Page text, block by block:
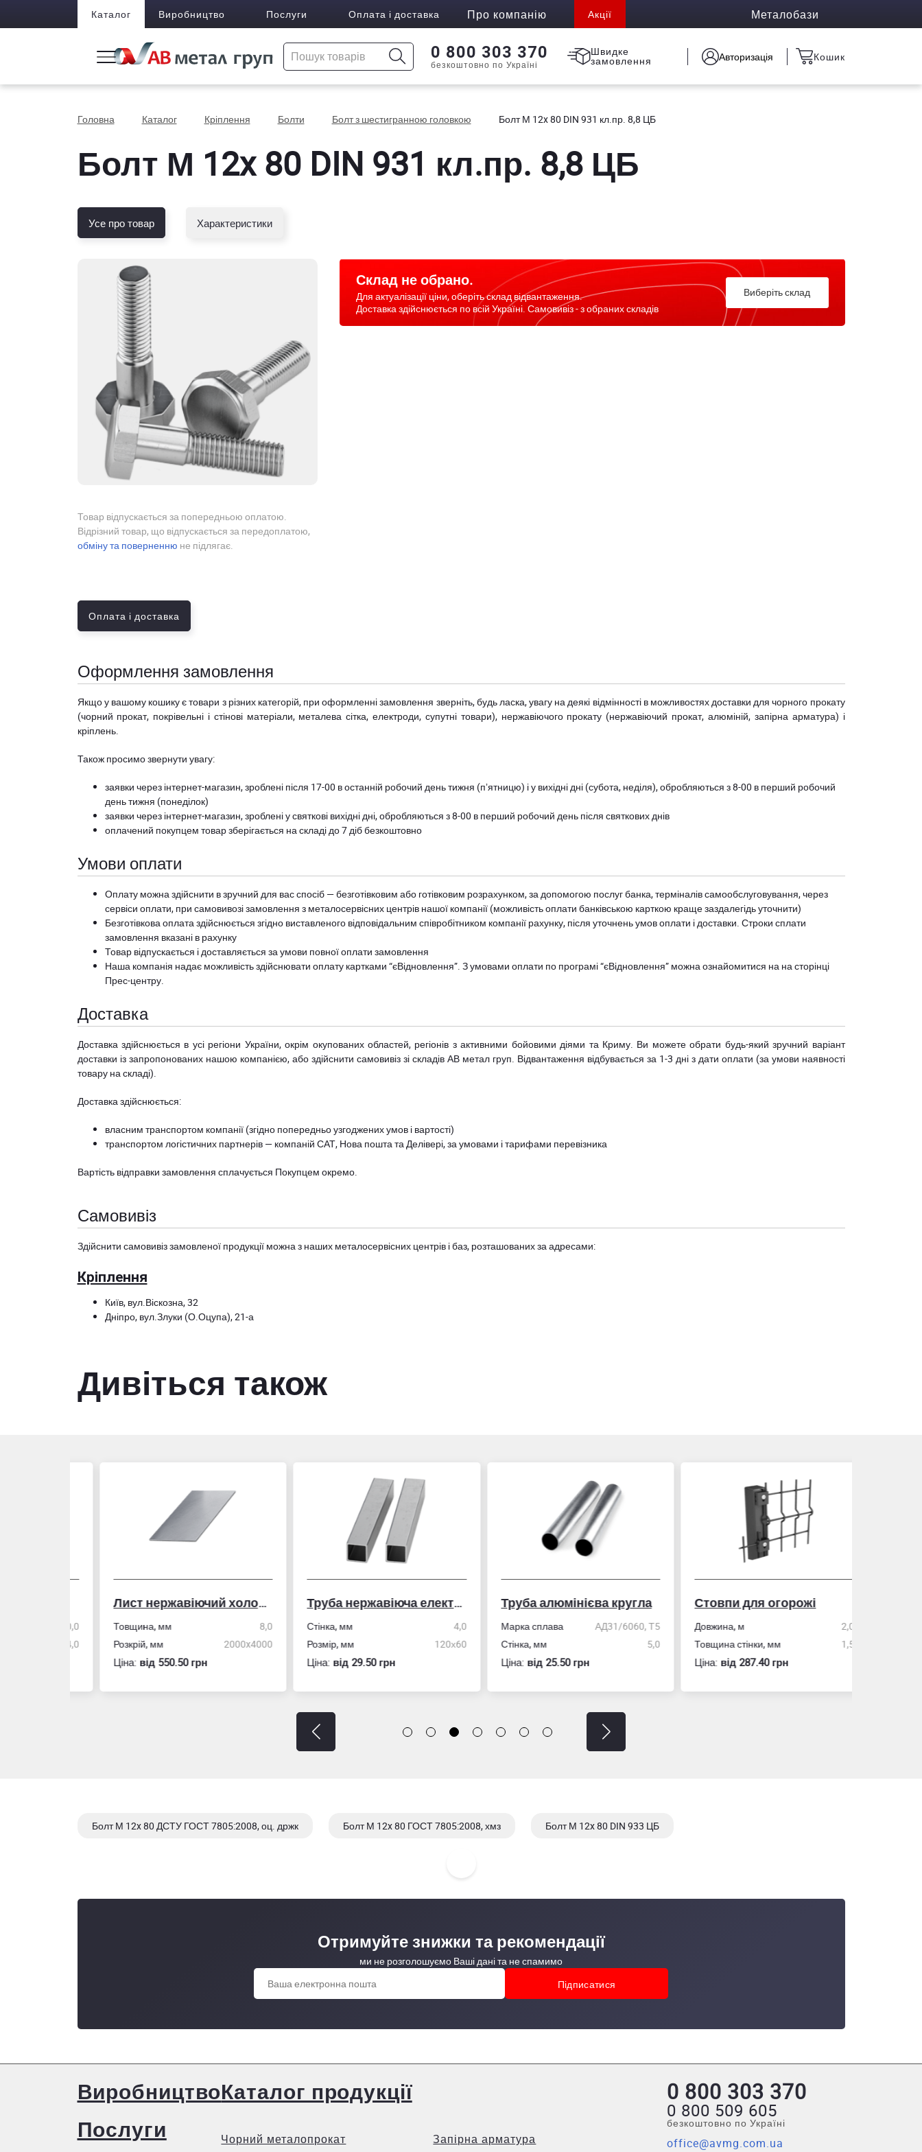
Каталог Виробництво Послуги Оплата і доставка Про компанію Акції Металобази
0 800 303 370
безкоштовно по Україні
Швидке
замовлення Авторизація Кошик
Головна Каталог Кріплення Болти Болт з шестигранною головкою Болт М 12x 80 DIN 931 кл.пр. 8,8 ЦБ
Болт М 12x 80 DIN 931 кл.пр. 8,8 ЦБ
Усе про товар Характеристики
Товар відпускається за попередньою оплатою.
Відрізний товар, що відпускається за передоплатою,
обміну та поверненню не підлягає.
Склад не обрано.
Для актуалізації ціни, оберіть склад відвантаження.
Доставка здійснюється по всій Україні. Самовивіз - з обраних складів
Виберіть склад
Оплата і доставка
Оформлення замовлення
Якщо у вашому кошику є товари з різних категорій, при оформленні замовлення зверніть, будь ласка, увагу на деякі відмінності в можливостях доставки для чорного прокату
(чорний прокат, покрівельні і стінові матеріали, металева сітка, електроди, супутні товари), нержавіючого прокату (нержавіючий прокат, алюміній, запірна арматура) і
кріплень.
Також просимо звернути увагу:
заявки через інтернет-магазин, зроблені після 17-00 в останній робочий день тижня (пʼятницю) і у вихідні дні (субота, неділя), обробляються з 8-00 в перший робочий
день тижня (понеділок)
заявки через інтернет-магазин, зроблені у святкові вихідні дні, обробляються з 8-00 в перший робочий день після святкових днів
оплачений покупцем товар зберігається на складі до 7 діб безкоштовно
Умови оплати
Оплату можна здійснити в зручний для вас спосіб — безготівковим або готівковим розрахунком, за допомогою послуг банка, терміналів самообслуговування, через
сервіси оплати, при самовивозі замовлення з металосервісних центрів нашої компанії (можливість оплати банківською карткою краще заздалегідь уточнити)
Безготівкова оплата здійснюється згідно виставленого відповідальним співробітником компанії рахунку, після уточнень умов оплати і доставки. Строки сплати
замовлення вказані в рахунку
Товар відпускається і доставляється за умови повної оплати замовлення
Наша компанія надає можливість здійснювати оплату картками “єВідновлення”. З умовами оплати по програмі “єВідновлення” можна ознайомитися на на сторінці
Прес-центру.
Доставка
Доставка здійснюється в усі регіони України, окрім окупованих областей, регіонів з активними бойовими діями та Криму. Ви можете обрати будь-який зручний варіант
доставки із запропонованих нашою компанією, або здійснити самовивіз зі складів АВ метал груп. Відвантаження відбувається за 1-3 дні з дати оплати (за умови наявності
товару на складі).
Доставка здійснюється:
власним транспортом компанії (згідно попередньо узгоджених умов і вартості)
транспортом логістичних партнерів — компаній САТ, Нова пошта та Делівері, за умовами і тарифами перевізника
Вартість відправки замовлення сплачується Покупцем окремо.
Самовивіз
Здійснити самовивіз замовленої продукції можна з наших металосервісних центрів і баз, розташованих за адресами:
Кріплення
Київ, вул.Віскозна, 32
Дніпро, вул.Злуки (О.Оцупа), 21-а
Дивіться також
Лист нержавіючий холоднокатаний
Товщина, мм
Розкрій, мм
2000x4000
Ціна:вiд 550.50 грн
Труба нержавіюча електрозварна профільна
Стінка, мм
Розмір, мм
120х60
Ціна:вiд 29.50 грн
Труба алюмінієва кругла
Марка сплава
АД31/6060, Т5
Стінка, мм
Ціна:вiд 25.50 грн
Стовпи для огорожі
Довжина, м
Товщина стінки, мм
Ціна:вiд 287.40 грн
Болт М 12x 80 ДСТУ ГОСТ 7805:2008, оц. држк Болт М 12x 80 ГОСТ 7805:2008, хмз Болт М 12x 80 DIN 933 ЦБ
Отримуйте знижки та рекомендації
ми не розголошуємо Ваші дані та не спамимо
Виробництво
Послуги
Каталог продукції
Чорний металопрокат Запірна арматура
0 800 303 370
0 800 509 605
безкоштовно по Україні
office@avmg.com.ua